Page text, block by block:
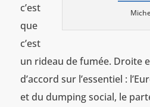
c’est
que
c’est
un rideau de fumée. Droite
d’accord sur l’essentiel :
et du dumping social, le